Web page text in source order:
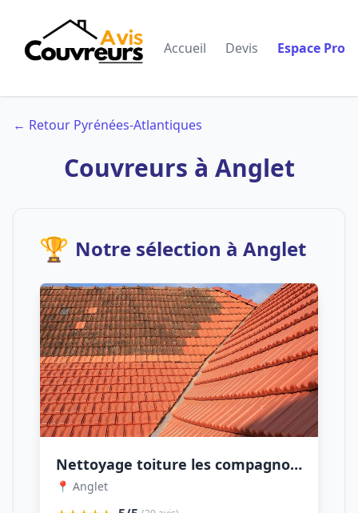
Accueil Devis Espace Pro
← Retour Pyrénées-Atlantiques
Couvreurs à Anglet
🏆 Notre sélection à Anglet
Nettoyage toiture les compagnons des toitures
📍 Anglet